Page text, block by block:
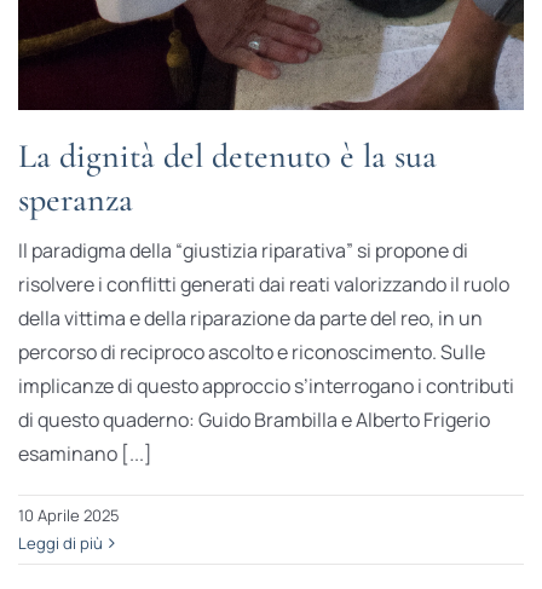
La dignità del detenuto è la sua
speranza
Il paradigma della “giustizia riparativa” si propone di
risolvere i conflitti generati dai reati valorizzando il ruolo
della vittima e della riparazione da parte del reo, in un
percorso di reciproco ascolto e riconoscimento. Sulle
implicanze di questo approccio s’interrogano i contributi
di questo quaderno: Guido Brambilla e Alberto Frigerio
esaminano [...]
10 Aprile 2025
Leggi di più